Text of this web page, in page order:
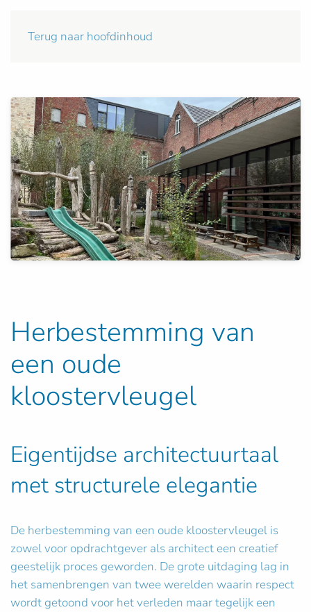
Terug naar hoofdinhoud
Herbestemming van
een oude
kloostervleugel
Eigentijdse architectuurtaal
met structurele elegantie
De herbestemming van een oude kloostervleugel is
zowel voor opdrachtgever als architect een creatief
geestelijk proces geworden. De grote uitdaging lag in
het samenbrengen van twee werelden waarin respect
wordt getoond voor het verleden maar tegelijk een